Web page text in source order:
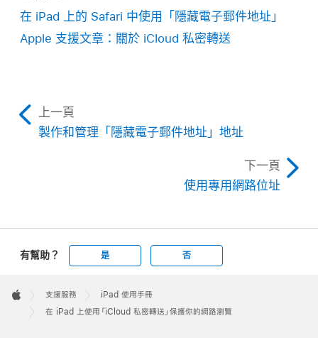
在 iPad 上的 Safari 中使用「隱藏電子郵件地址」
Apple 支援文章：關於 iCloud 私密轉送
上一頁
製作和管理「隱藏電子郵件地址」地址
下一頁
使用專用網路位址
有幫助？ 是 否
Footer

Apple
支援服務
iPad 使用手冊
在 iPad 上使用「iCloud 私密轉送」保護你的網路瀏覽